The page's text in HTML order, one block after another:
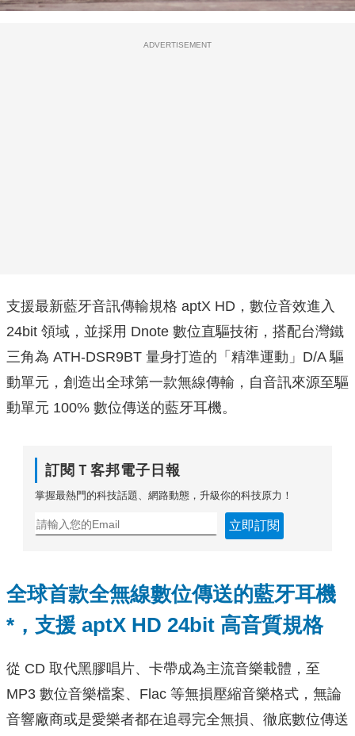
ADVERTISEMENT
支援最新藍牙音訊傳輸規格 aptX HD，數位音效進入
24bit 領域，並採用 Dnote 數位直驅技術，搭配台灣鐵
三角為 ATH-DSR9BT 量身打造的「精準運動」D/A 驅
動單元，創造出全球第一款無線傳輸，自音訊來源至驅
動單元 100% 數位傳送的藍牙耳機。
訂閱Ｔ客邦電子日報
掌握最熱門的科技話題、網路動態，升級你的科技原力！
立即訂閱
全球首款全無線數位傳送的藍牙耳機
*，支援 aptX HD 24bit 高音質規格
從 CD 取代黑膠唱片、卡帶成為主流音樂載體，至
MP3 數位音樂檔案、Flac 等無損壓縮音樂格式，無論
音響廠商或是愛樂者都在追尋完全無損、徹底數位傳送